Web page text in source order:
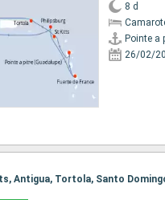
8 d
26/02/